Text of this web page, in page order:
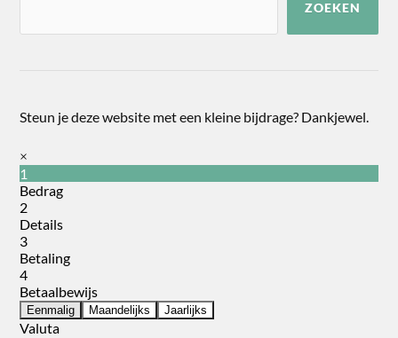
ZOEKEN
Steun je deze website met een kleine bijdrage? Dankjewel.